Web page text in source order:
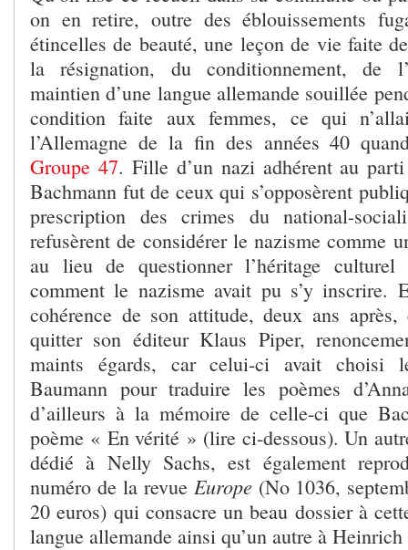
on en retire, outre des éblouissements
étincelles de beauté, une leçon de vie faite
la résignation, du conditionnement, de
maintien d’une langue allemande souillée
condition faite aux femmes, ce qui
l’Allemagne de la fin des années 40
Groupe 47. Fille d’un nazi adhérent au
Bachmann fut de ceux qui s’opposèrent
prescription des crimes du national-
refusèrent de considérer le nazisme comme
au lieu de questionner l’héritage
comment le nazisme avait pu s’y inscrire.
cohérence de son attitude, deux ans
quitter son éditeur Klaus Piper,
maints égards, car celui-ci avait choisi
Baumann pour traduire les poèmes
d’ailleurs à la mémoire de celle-ci que
poème « En vérité » (lire ci-dessous). Un
dédié à Nelly Sachs, est également
numéro de la revue Europe (No 1036,
20 euros) qui consacre un beau dossier à
langue allemande ainsi qu’un autre à